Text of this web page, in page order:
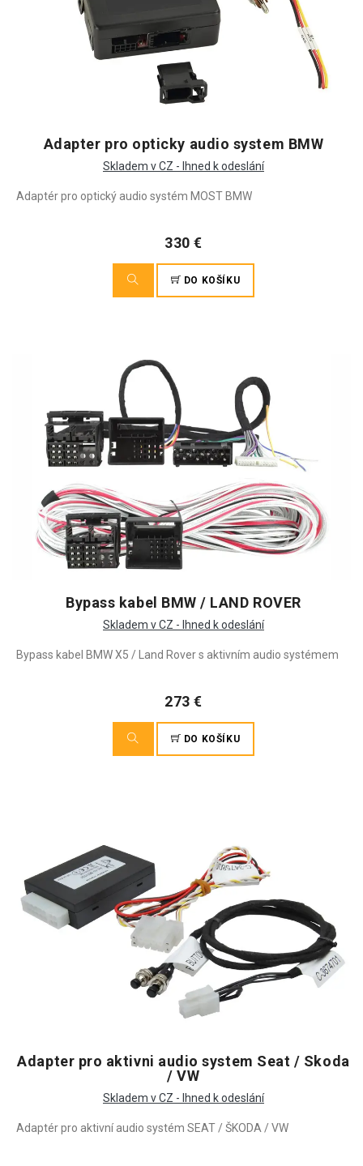
Adapter pro opticky audio system BMW
Skladem v CZ - Ihned k odeslání
Adaptér pro optický audio systém MOST BMW
330 €
DO KOŠÍKU
Bypass kabel BMW / LAND ROVER
Skladem v CZ - Ihned k odeslání
Bypass kabel BMW X5 / Land Rover s aktivním audio systémem
273 €
DO KOŠÍKU
Adapter pro aktivni audio system Seat / Skoda
/ VW
Skladem v CZ - Ihned k odeslání
Adaptér pro aktivní audio systém SEAT / ŠKODA / VW